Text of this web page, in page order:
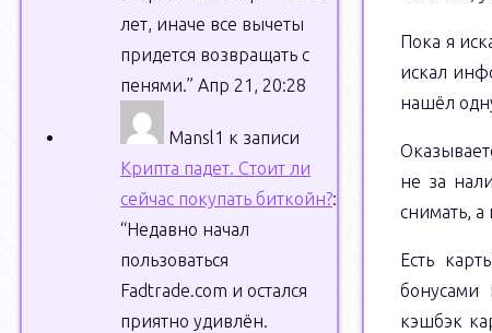
Пока я
искал
нашёл
не за
снимать,
Есть
кэшбэк
лет, иначе все вычеты
придется возвращать с
пенями.” Апр 21, 20:28
Mansl1 к записи
Крипта падет. Стоит ли
сейчас покупать биткойн?:
“Недавно начал
пользоваться
Fadtrade.com и остался
приятно удивлён.